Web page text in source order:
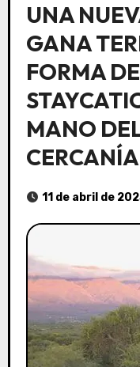
UNA
GANA
FORMA
MANO
CERCANÍA
11 de abril de